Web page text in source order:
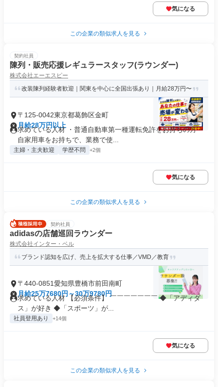
気になる
この企業の類似求人を見る
契約社員
陳列・販売応援レギュラースタッフ(ラウンダー)
株式会社エーエスピー
改装陳列経験者歓迎｜関東を中心に全国出張あり｜月給28万円〜
〒125-0042東京都葛飾区金町
月給28万円以上
求めている人材 ・普通自動車第一種運転免許をお持ちの方 ・
自家用車をお持ちで、業務で使...
主婦・主夫歓迎 学歴不問 +2個
気になる
この企業の類似求人を見る
契約社員
adidasの店舗巡回ラウンダー
株式会社インター・ベル
ブランド認知を広げ、売上を拡大する仕事／VMD／教育
〒440-0851愛知県豊橋市前田南町
月給25万7680円～30万9780円
求めている人材 【必須条件】 ￣￣￣￣￣￣￣ ◆「アディダ
ス」が好き ◆「スポーツ」が...
社員登用あり +14個
気になる
この企業の類似求人を見る